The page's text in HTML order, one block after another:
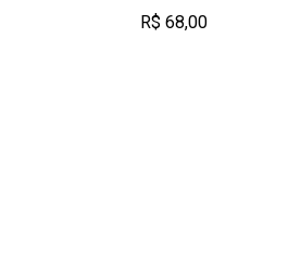
R$ 68,00